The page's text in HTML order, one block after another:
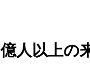
人以上の